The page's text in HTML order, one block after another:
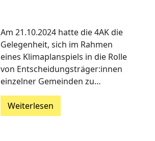
Am 21.10.2024 hatte die 4AK die
Gelegenheit, sich im Rahmen
eines Klimaplanspiels in die Rolle
von Entscheidungsträger:innen
einzelner Gemeinden zu…
Weiterlesen